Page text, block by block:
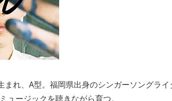
れ、A型。福岡県出身のシンガーソングライ
ュージックを聴きながら育つ。